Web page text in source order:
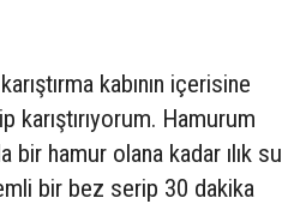
kabının içerisine
karıştırıyorum. Hamurum
bir hamur olana kadar ılık su
bir bez serip 30 dakika